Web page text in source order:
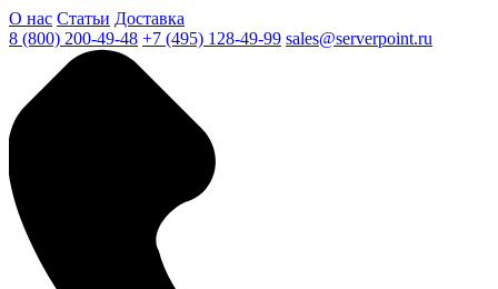
О нас Статьи Доставка
8 (800) 200-49-48 +7 (495) 128-49-99 sales@serverpoint.ru